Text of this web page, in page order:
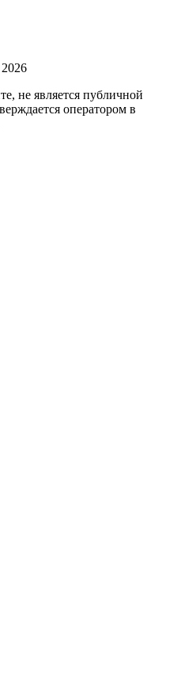
не является публичной
оператором в